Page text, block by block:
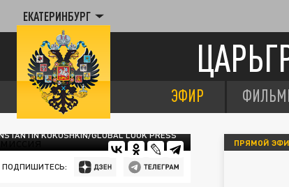
ЕКАТЕРИНБУРГ
ЭФИР
KOKOSHKIN/GLOBAL LOOK PRESS
ПОДПИШИТЕСЬ:
ПРЯМОЙ